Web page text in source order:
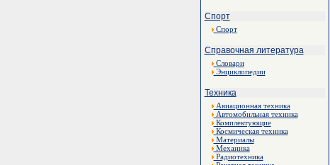
Спорт
Спорт
Справочная литература
Словари
Энциклопедии
Техника
Авиационная техника
Автомобильная техника
Комплектующие
Космическая техника
Материалы
Механика
Радиотехника